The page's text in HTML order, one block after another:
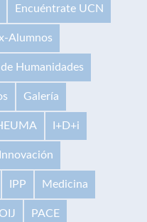
Encuéntrate UCN
Alumnos
Humanidades
Galería
I+D+i
Innovación
IPP Medicina
OIJ PACE